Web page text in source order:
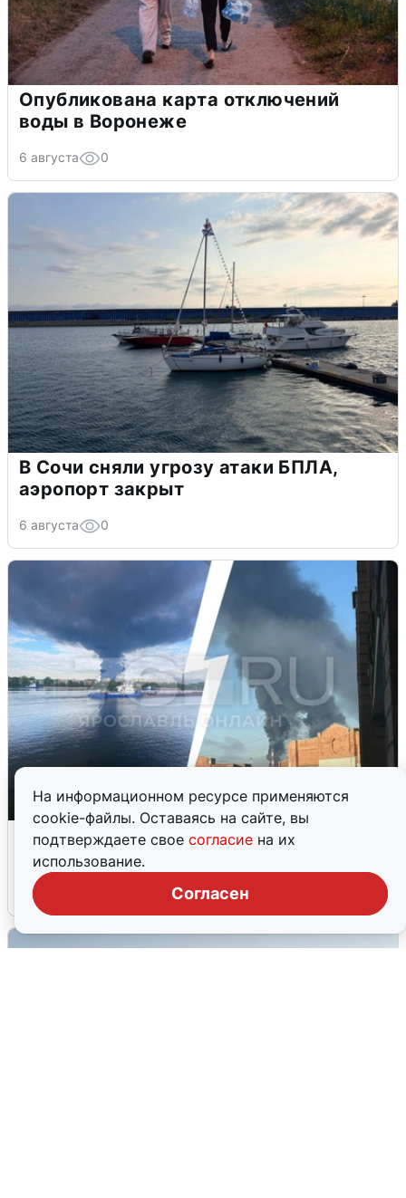
На информационном ресурсе применяются
cookie-файлы. Оставаясь на сайте, вы
подтверждаете свое согласие на их
использование.
Согласен
Опубликована карта отключений
воды в Воронеже
6 августа 0
В Сочи сняли угрозу атаки БПЛА,
аэропорт закрыт
6 августа 0
Ночная атака БПЛА на Ярославль:
попадания и последствия
6 августа